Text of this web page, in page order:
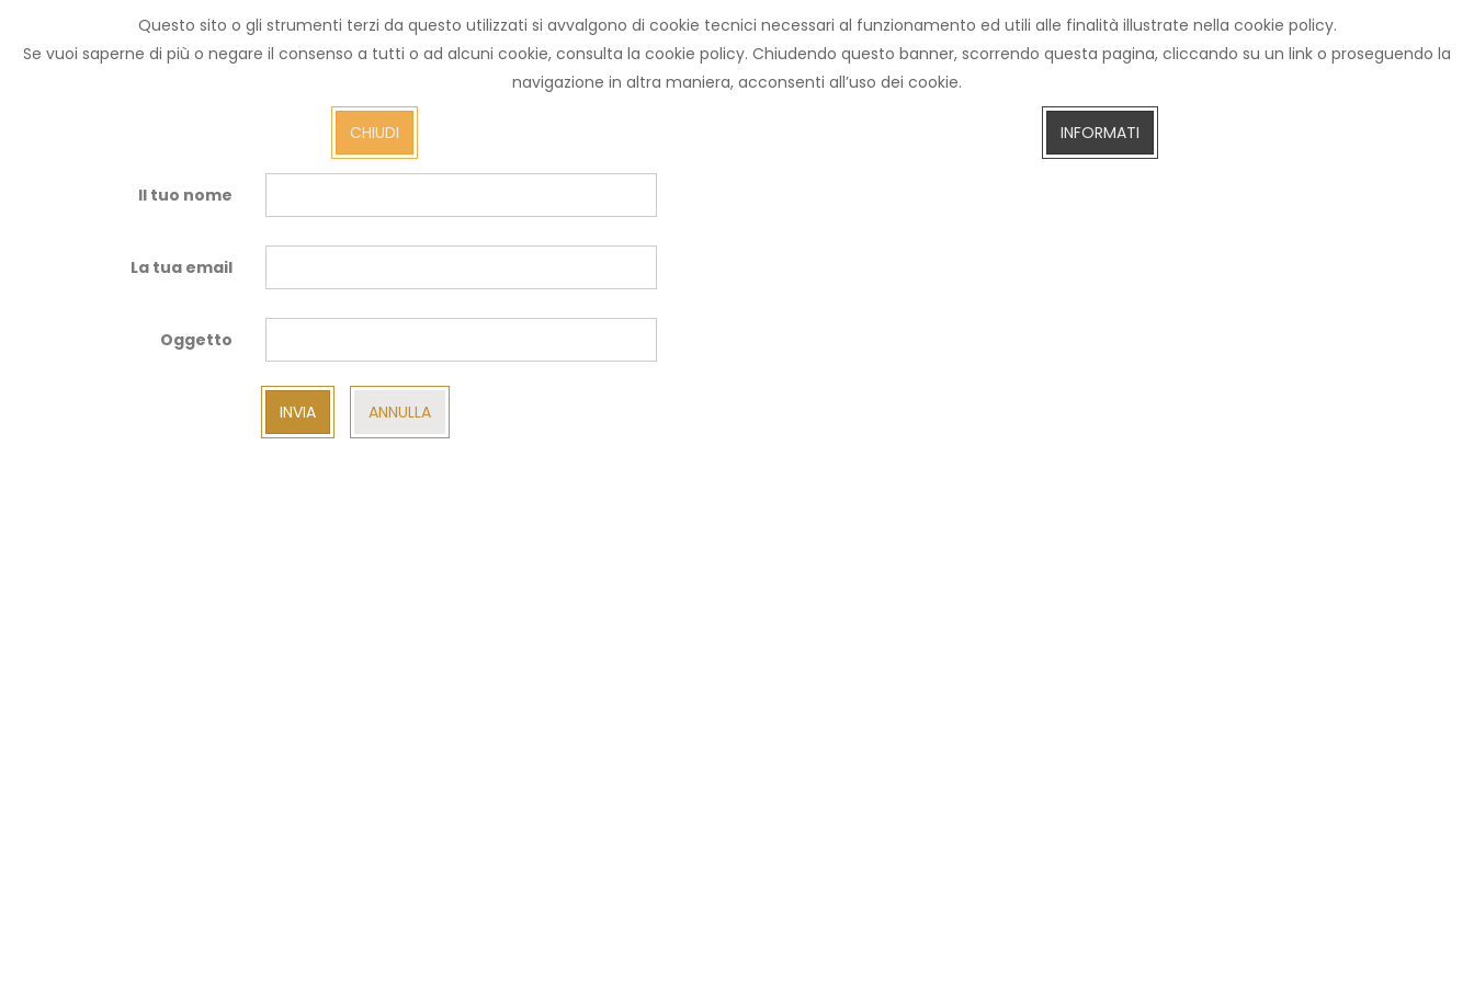
Questo sito o gli strumenti terzi da questo utilizzati si avvalgono di cookie tecnici necessari al funzionamento ed utili alle finalità illustrate nella cookie policy.
Se vuoi saperne di più o negare il consenso a tutti o ad alcuni cookie, consulta la cookie policy. Chiudendo questo banner, scorrendo questa pagina, cliccando su un link o proseguendo la
navigazione in altra maniera, acconsenti all’uso dei cookie.
CHIUDI INFORMATI
Invia ad un amico. ×
Il tuo nome
La tua email
Oggetto
INVIA ANNULLA